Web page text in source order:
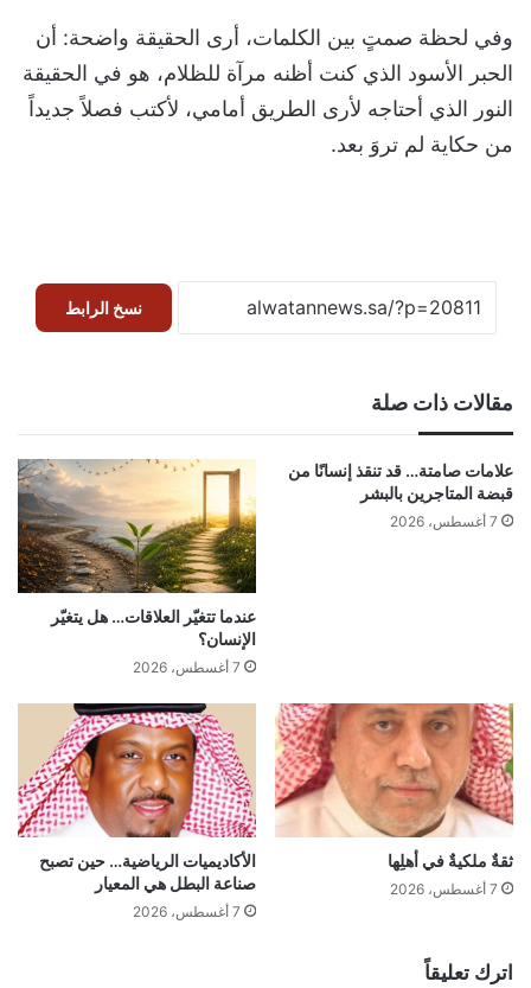
وفي لحظة صمتٍ بين الكلمات، أرى الحقيقة واضحة: أن
الحبر الأسود الذي كنت أظنه مرآة للظلام، هو في الحقيقة
النور الذي أحتاجه لأرى الطريق أمامي، لأكتب فصلاً جديداً
من حكاية لم تروَ بعد.
نسخ الرابط
مقالات ذات صلة
علامات صامتة… قد تنقذ إنسانًا من
قبضة المتاجرين بالبشر
7 أغسطس، 2026
عندما تتغيّر العلاقات… هل يتغيّر
الإنسان؟
7 أغسطس، 2026
ثقةٌ ملكيةٌ في أهلِها
7 أغسطس، 2026
الأكاديميات الرياضية… حين تصبح
صناعة البطل هي المعيار
7 أغسطس، 2026
اترك تعليقاً